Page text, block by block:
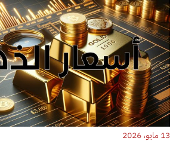
13 مايو، 2026